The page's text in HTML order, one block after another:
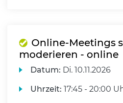
Online-Meetings
moderieren - online
Datum: Di. 10.11.2026
Uhrzeit: 17:45 - 20:00